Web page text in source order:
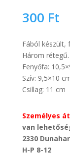
300 Ft
Fából készült,
Három rétegű.
Fenyőfa:
Szív: 9,5×10
Csillag: 11 cm
Személyes
van
2330
H-P 8-12